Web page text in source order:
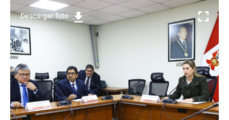
Descargar foto